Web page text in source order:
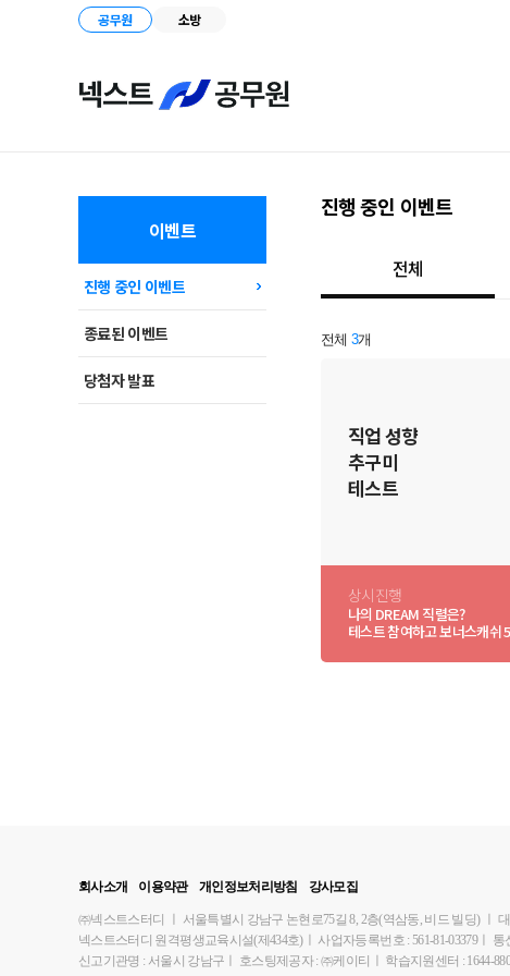
공무원 소방
이벤트
진행 중인 이벤트
종료된 이벤트
당첨자 발표
진행 중인 이벤트
전체
전체3개
직업 성향
추구미
테스트
상시진행
나의 DREAM 직렬은?
테스트 참여하고 보너스캐쉬
회사소개 이용약관 개인정보처리방침 강사모집
㈜넥스트스터디 서울특별시 강남구 논현로75길 8, 2층(역삼동, 비드 빌딩)
넥스트스터디 원격평생교육시설(제434호)ㅣ 사업자등록번호 : 561-81-03379ㅣ
통
신고기관명 : 서울시 강남구
호스팅제공자 : ㈜케이티 학습지원센터 : 1644-